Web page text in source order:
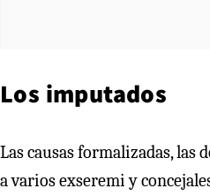
Los imputados
Las causas formalizadas, las
a varios exseremi y